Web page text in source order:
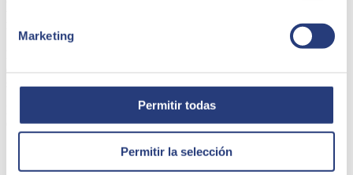
Marketing
Permitir todas
Permitir la selección
sistemas digitales para ejecutar procesos de negocio.
Consultor técnico SAP